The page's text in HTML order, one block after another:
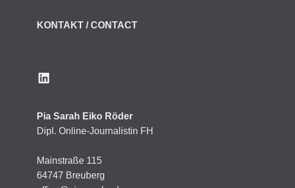
KONTAKT / CONTACT
LinkedIn
Pia Sarah Eiko Röder
Dipl. Online-Journalistin FH
Mainstraße 115
64747 Breuberg